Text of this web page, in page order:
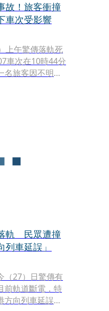
故！旅客衝撞
次受影響
上午驚傳落軌死
車次在10時44分
名旅客因不明原
軌 民眾遭撞
車延誤」
（27）日驚傳有
前軌道斷電，特
方向列車延誤，